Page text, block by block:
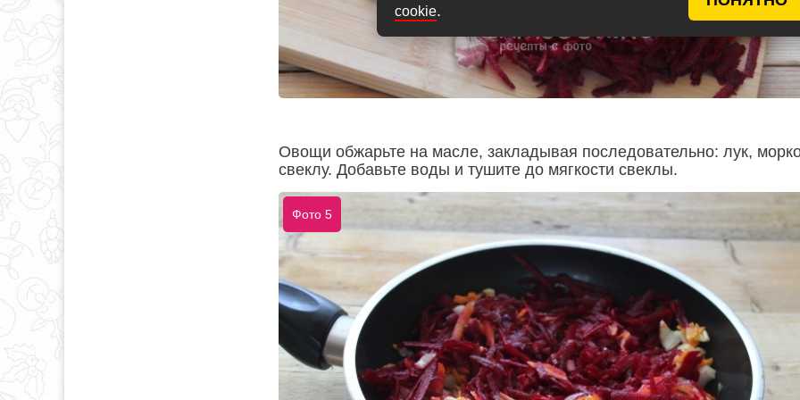
cookie.
Овощи обжарьте на масле, закладывая последовательно: лук,
свеклу. Добавьте воды и тушите до мягкости свеклы.
Фото 5